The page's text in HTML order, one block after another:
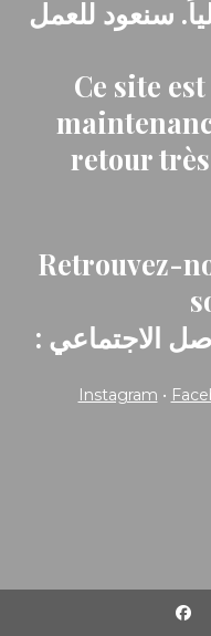
سنعود للعمل
Ce site
retour
Retrouvez-
الاجتماعي
Instagram •